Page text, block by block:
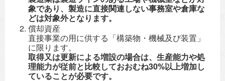
象であり、製造に直接関連しない事務室や倉庫な
どは対象外となります。
償却資産
直接事業の用に供する「構築物・機械及び装置」
に限ります。
取得又は更新による増設の場合は、生産能力や処
理能力が従前と比較しておおむね30%以上増加し
ていることが必要です。